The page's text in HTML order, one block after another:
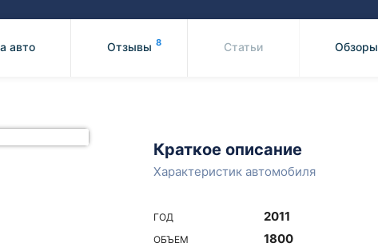
авто Отзывы 8 Статьи Обзоры
Краткое описание
Характеристик автомобиля
ГОД 2011
ОБЪЕМ 1800